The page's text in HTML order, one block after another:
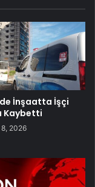
İnşaatta İşçi
Kaybetti
2026